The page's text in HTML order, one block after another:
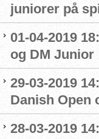
juniorer på
01-04-2019
og DM Junior
29-03-2019
Danish Open
28-03-2019